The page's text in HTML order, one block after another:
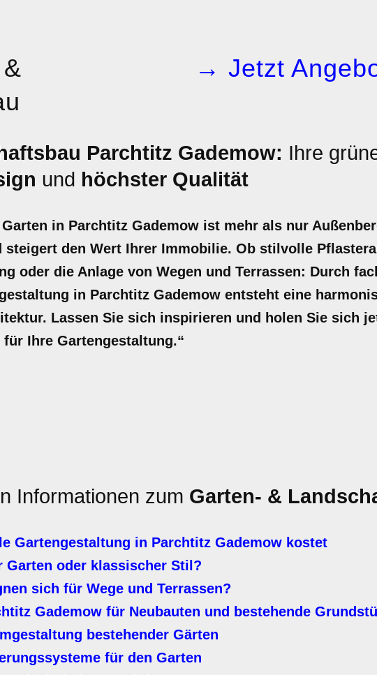
→ Jetzt
Parchtitz Gademow: Ihre
und höchster Qualität
in Parchtitz Gademow ist mehr als nur
steigert den Wert Ihrer Immobilie. Ob stilvolle
oder die Anlage von Wegen und Terrassen: Durch
in Parchtitz Gademow entsteht eine
Lassen Sie sich inspirieren und holen Sie sich
Ihre Gartengestaltung.“
Informationen zum Garten- &
Gartengestaltung in Parchtitz Gademow kostet
Garten oder klassischer Stil?
sich für Wege und Terrassen?
Gademow für Neubauten und bestehende
bestehender Gärten
für den Garten